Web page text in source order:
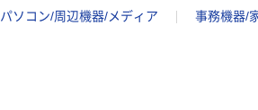
パソコン/周辺機器/メディア 事務機器/